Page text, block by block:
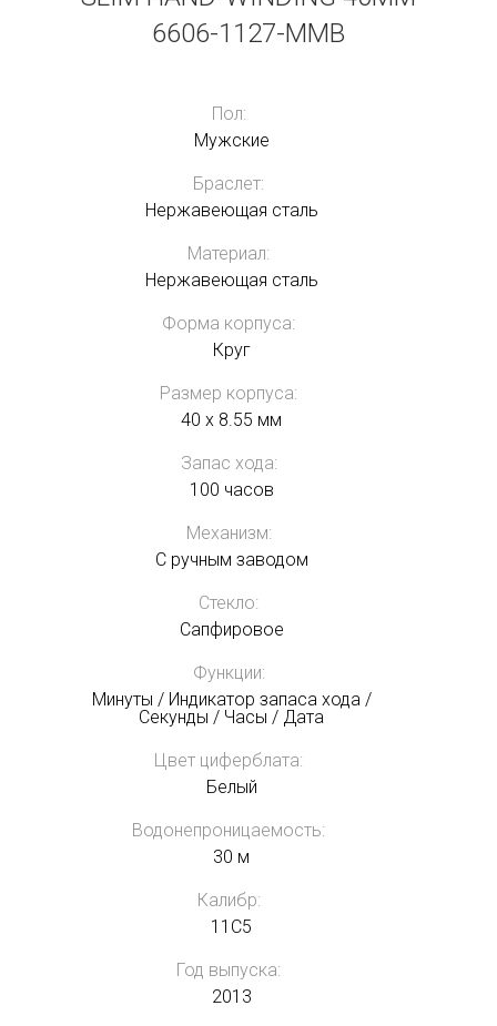
6606-1127-MMB
Пол:
Мужские
Браслет:
Нержавеющая сталь
Материал:
Нержавеющая сталь
Форма корпуса:
Круг
Размер корпуса:
40 x 8.55 мм
Запас хода:
100 часов
Механизм:
С ручным заводом
Стекло:
Сапфировое
Функции:
Минуты / Индикатор запаса хода /
Секунды / Часы / Дата
Цвет циферблата:
Белый
Водонепроницаемость:
30 м
Калибр:
11C5
Год выпуска:
2013